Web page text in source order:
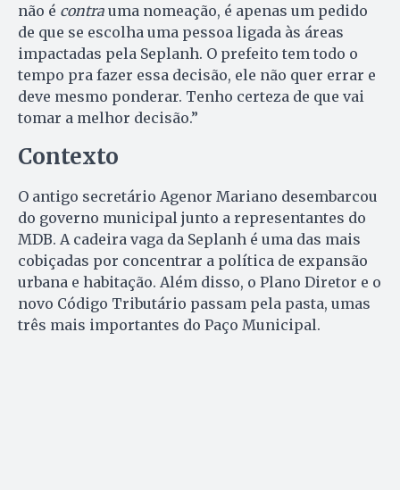
não é contra uma nomeação, é apenas um pedido
de que se escolha uma pessoa ligada às áreas
impactadas pela Seplanh. O prefeito tem todo o
tempo pra fazer essa decisão, ele não quer errar e
deve mesmo ponderar. Tenho certeza de que vai
tomar a melhor decisão.”
Contexto
O antigo secretário Agenor Mariano desembarcou
do governo municipal junto a representantes do
MDB. A cadeira vaga da Seplanh é uma das mais
cobiçadas por concentrar a política de expansão
urbana e habitação. Além disso, o Plano Diretor e o
novo Código Tributário passam pela pasta, umas
três mais importantes do Paço Municipal.